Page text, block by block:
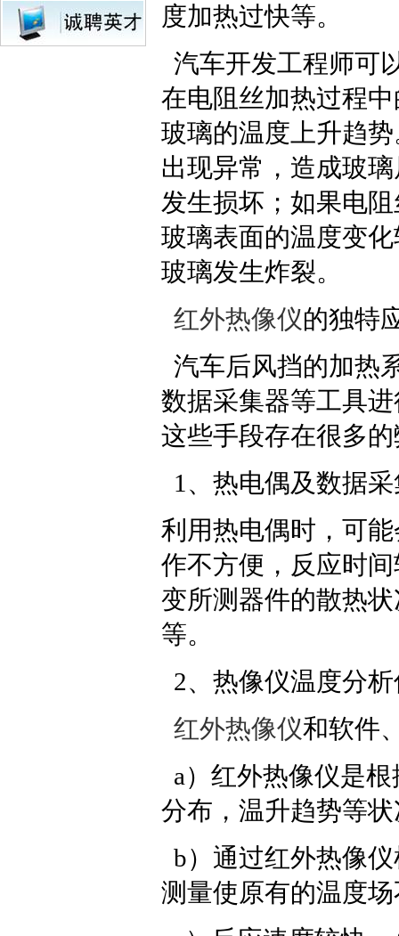
度加热过快等。
汽车开发工程师可
在电阻丝加热过程
玻璃的温度上升趋
出现异常，造成玻
发生损坏；如果电
玻璃表面的温度变
玻璃发生炸裂。
红外热像仪的独特
汽车后风挡的加热
数据采集器等工具
这些手段存在很多
1、热电偶及数据
利用热电偶时，可
作不方便，反应时
变所测器件的散热
等。
2、热像仪温度分
红外热像仪和软件
a）红外热像仪是
分布，温升趋势等
b）通过红外热像
测量使原有的温度